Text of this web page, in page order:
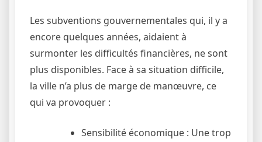
Les subventions gouvernementales qui, il y a
encore quelques années, aidaient à
surmonter les difficultés financières, ne sont
plus disponibles. Face à sa situation difficile,
la ville n’a plus de marge de manœuvre, ce
qui va provoquer :
Sensibilité économique : Une trop